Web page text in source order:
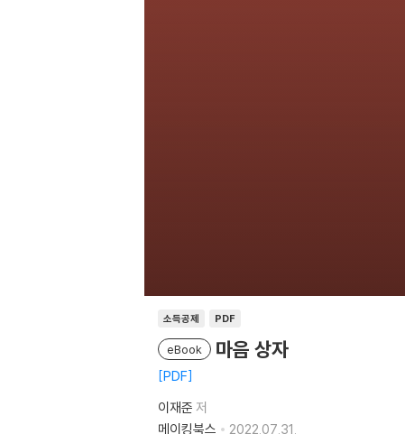
소득공제 PDF
eBook 마음 상자
PDF
이재준 저
메이킹북스
2022.07.31.